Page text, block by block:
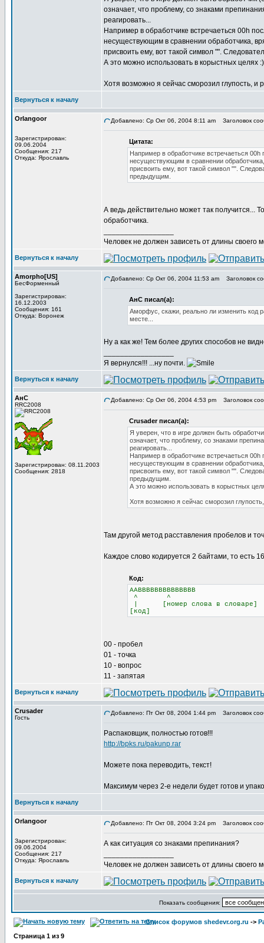
означает, что проблему, со знаками
реагировать...
Например в обработчике встречаеться 00h
несуществующим в сравнении обработчика,
присвоить ему, вот такой символ "".
А это можно использовать в корыстных целях :)
Хотя возможно я сейчас сморозил глупость, и
Вернуться к началу
Orlangoor
Зарегистрирован:
09.06.2004
Сообщения: 217
Откуда: Ярославль
Добавлено: Ср Окт 06, 2004 8:11 am Заголовок
Цитата:
Например в обработчике встречаеться
несуществующим в сравнении
присвоить ему, вот такой символ "".
предыдущим.
А ведь действительно может так получится...
обработчика.
Человек не должен зависеть от длины
Вернуться к началу
Amorpho[US]
БесФорменный
Зарегистрирован:
16.12.2003
Сообщения: 161
Откуда: Воронеж
Добавлено: Ср Окт 06, 2004 11:53 am Заголовок
АнС писал(а):
Аморфус, скажи, реально ли изменить код
месте...
Ну а как же! Тем более других способов не
Я вернулся!!! ...ну почти.
Вернуться к началу
АнС
RRC2008
Зарегистрирован: 08.11.2003
Сообщения: 2818
Добавлено: Ср Окт 06, 2004 4:53 pm Заголовок
Crusader писал(а):
Я уверен, что в игре должен быть
означает, что проблему, со знаками
реагировать...
Например в обработчике встречаеться
несуществующим в сравнении
присвоить ему, вот такой символ "".
предыдущим.
А это можно использовать в корыстных
Хотя возможно я сейчас сморозил
Там другой метод расставления пробелов и
Каждое слово кодируется 2 байтами, то есть
Код:
AABBBBBBBBBBBBBB
^ ^
| [номер слова в словаре]
[код]
00 - пробел
01 - точка
10 - вопрос
11 - запятая
Вернуться к началу
Crusader
Гость
Добавлено: Пт Окт 08, 2004 1:44 pm Заголовок
Распаковщик, полностью готов!!!
http://bpks.ru/pakunp.rar
Можете пока переводить, текст!
Максимум через 2-е недели будет готов и
Вернуться к началу
Orlangoor
Зарегистрирован:
09.06.2004
Сообщения: 217
Откуда: Ярославль
Добавлено: Пт Окт 08, 2004 3:24 pm Заголовок
А как ситуация со знаками препинания?
Человек не должен зависеть от длины
Вернуться к началу
Показать сообщения:
Список форумов shedevr.org.ru ->
Страница 1 из 9